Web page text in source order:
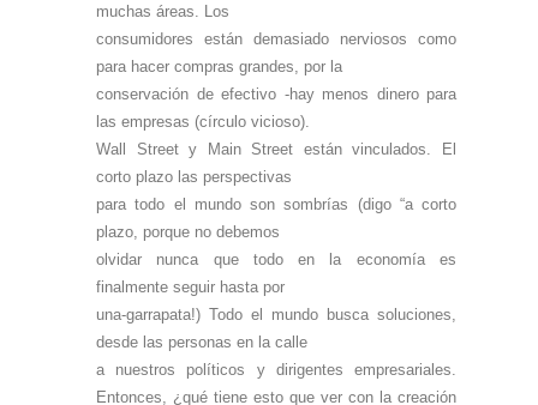
muchas áreas. Los
consumidores están demasiado nerviosos como
para hacer compras grandes, por la
conservación de efectivo -hay menos dinero para
las empresas (círculo vicioso).
Wall Street y Main Street están vinculados. El
corto plazo las perspectivas
para todo el mundo son sombrías (digo “a corto
plazo, porque no debemos
olvidar nunca que todo en la economía es
finalmente seguir hasta por
una-garrapata!) Todo el mundo busca soluciones,
desde las personas en la calle
a nuestros políticos y dirigentes empresariales.
Entonces, ¿qué tiene esto que ver con la creación